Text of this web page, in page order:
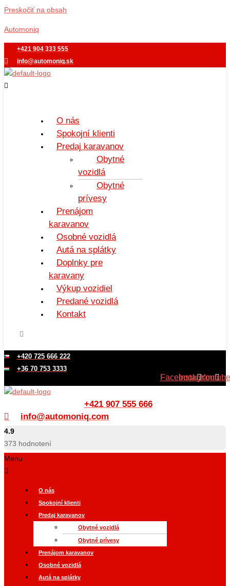
Preskočiť na obsah
Automoniq
+421 904 333 555
info@automoniq.sk
O nás
Spokojní klienti
Predaj karavanov
Obytné
vozidlá
Obytné
prívesy
Prenájom
karavanov
Osobné vozidlá
Autá na splátky
Doplnky pre
karavany
Výkup vozidiel
Predané vozidlá
Kontakt
+420 725 666 222
+36 70 753 3333
FacebookInstagramYoutube
+421 907 555 666
info@automoniq.com
4.9
373 hodnotení
Menu
O nás
Spokojní klienti
Predaj karavanov
Obytné vozidlá
Obytné prívesy
Prenájom karavanov
Osobné vozidlá
Autá na splátky